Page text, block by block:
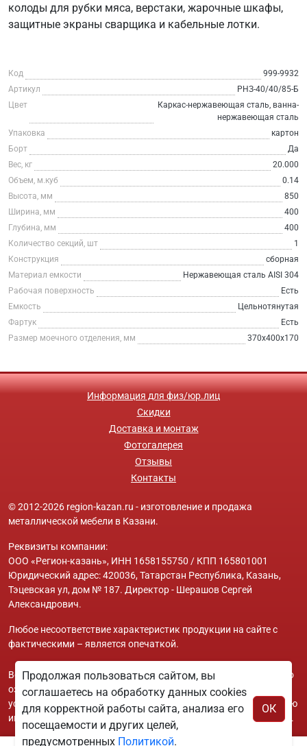
колоды для рубки мяса, верстаки, жарочные шкафы,
защитные экраны сварщика и кабельные лотки.
Код
999-9932
Артикул
РНЗ-40/40/85-Б
Цвет
Каркас-нержавеющая сталь, ванна-
нержавеющая сталь
Упаковка
картон
Борт
Да
Вес, кг
20.000
Объем, м.куб
0.14
Высота, мм
850
Ширина, мм
400
Глубина, мм
400
Количество секций, шт
1
Конструкция
сборная
Материал емкости
Нержавеющая сталь AISI 304
Рабочая поверхность
Есть
Емкость
Цельнотянутая
Фартук
Есть
Размер моечного отделения, мм
370х400х170
Информация для физ/юр.лиц
Скидки
Доставка и монтаж
Фотогалерея
Отзывы
Контакты
© 2012-2026 region-kazan.ru - изготовление и продажа
металлической мебели в Казани.
Реквизиты компании:
ООО «Регион-казань», ИНН 1658155750 / КПП 165801001
Юридический адрес: 420036, Татарстан Республика, Казань,
Тэцевская ул, дом № 187. Директор - Шерашов Сергей
Александрович.
Любое несоответствие характеристик продукции на сайте с
фактическими – является опечаткой.
Вся информация на сайте region-kazan.ru носит исключительно
ознакомительный и справочный характер и ни при каких
условиях не является публичной офертой. Всю дополнительную
информацию можно узнать по телефонам указанным на сайте.
Продолжая пользоваться сайтом, вы
соглашаетесь на обработку данных cookies
для корректной работы сайта, анализа его
посещаемости и других целей,
предусмотренных Политикой.
ОК